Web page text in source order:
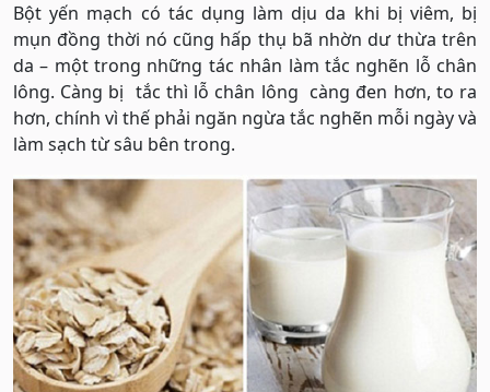
Bột yến mạch có tác dụng làm dịu da khi bị viêm, bị
mụn đồng thời nó cũng hấp thụ bã nhờn dư thừa trên
da – một trong những tác nhân làm tắc nghẽn lỗ chân
lông. Càng bị tắc thì lỗ chân lông càng đen hơn, to ra
hơn, chính vì thế phải ngăn ngừa tắc nghẽn mỗi ngày và
làm sạch từ sâu bên trong.